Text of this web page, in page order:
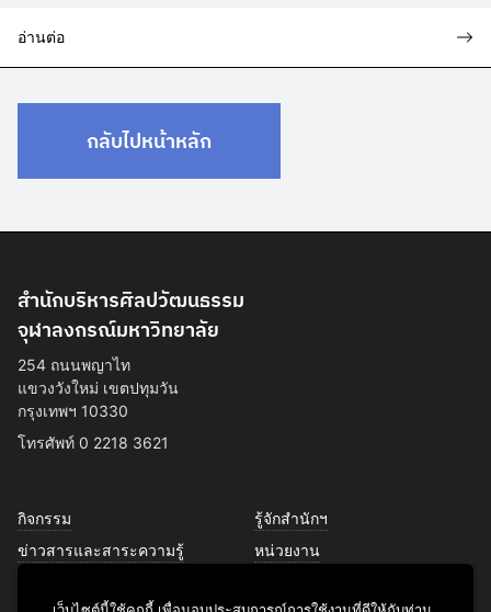
อ่านต่อ
กลับไปหน้าหลัก
สำนักบริหารศิลปวัฒนธรรม
จุฬาลงกรณ์มหาวิทยาลัย
254 ถนนพญาไท
แขวงวังใหม่ เขตปทุมวัน
กรุงเทพฯ 10330
โทรศัพท์ 0 2218 3621
กิจกรรม
ข่าวสารและสาระความรู้
ศิลปวัฒนธรรม
รู้จักสำนักฯ
หน่วยงาน